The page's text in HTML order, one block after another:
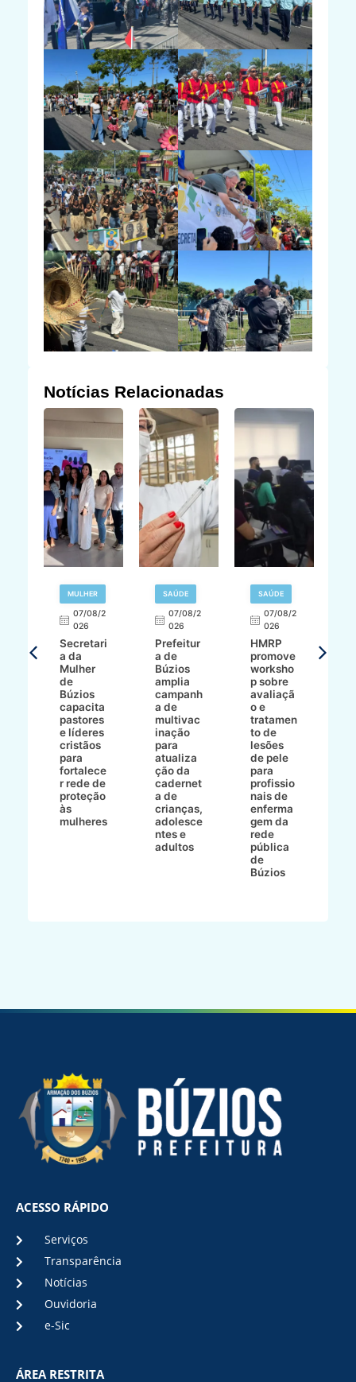
Notícias Relacionadas
MULHER
07/08/2
026
Secretari
a da
Mulher
de
Búzios
capacita
pastores
e líderes
cristãos
para
fortalece
r rede de
proteção
às
mulheres
SAÚDE
07/08/2
026
Prefeitur
a de
Búzios
amplia
campanh
a de
multivac
inação
para
atualiza
ção da
cadernet
a de
crianças,
adolesce
ntes e
adultos
SAÚDE
07/08/2
026
HMRP
promove
worksho
p sobre
avaliaçã
o e
tratamen
to de
lesões
de pele
para
profissio
nais de
enferma
gem da
rede
pública
de
Búzios
ACESSO RÁPIDO
Serviços
Transparência
Notícias
Ouvidoria
e-Sic
ÁREA RESTRITA